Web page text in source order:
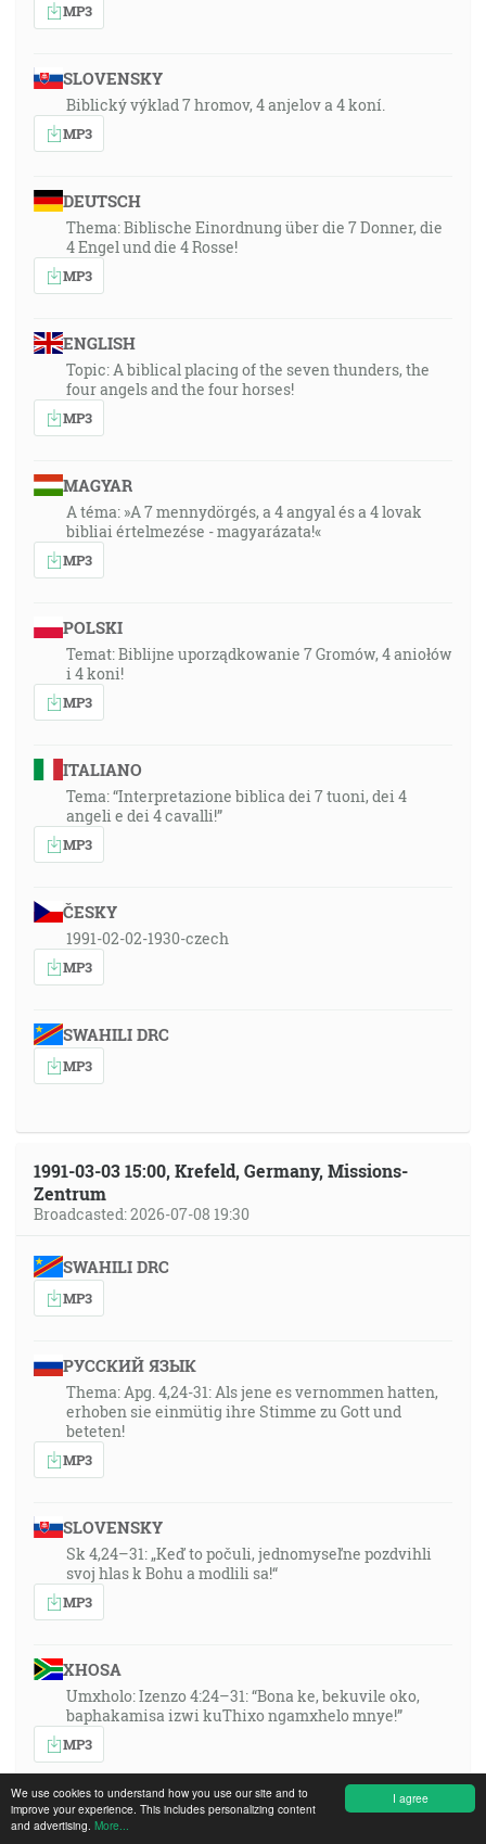
I agree
We use cookies to understand how you use our site and to
improve your experience. This includes personalizing content
and advertising. More...
MP3
SLOVENSKY
Biblický výklad 7 hromov, 4 anjelov a 4 koní.
MP3
DEUTSCH
Thema: Biblische Einordnung über die 7 Donner, die
4 Engel und die 4 Rosse!
MP3
ENGLISH
Topic: A biblical placing of the seven thunders, the
four angels and the four horses!
MP3
MAGYAR
A téma: »A 7 mennydörgés, a 4 angyal és a 4 lovak
bibliai értelmezése - magyarázata!«
MP3
POLSKI
Temat: Biblijne uporządkowanie 7 Gromów, 4 aniołów
i 4 koni!
MP3
ITALIANO
Tema: “Interpretazione biblica dei 7 tuoni, dei 4
angeli e dei 4 cavalli!”
MP3
ČESKY
1991-02-02-1930-czech
MP3
SWAHILI DRC
MP3
1991-03-03 15:00, Krefeld, Germany, Missions-
Zentrum
Broadcasted: 2026-07-08 19:30
SWAHILI DRC
MP3
РУССКИЙ ЯЗЫК
Thema: Apg. 4,24-31: Als jene es vernommen hatten,
erhoben sie einmütig ihre Stimme zu Gott und
beteten!
MP3
SLOVENSKY
Sk 4,24–31: „Keď to počuli, jednomyseľne pozdvihli
svoj hlas k Bohu a modlili sa!“
MP3
XHOSA
Umxholo: Izenzo 4:24–31: “Bona ke, bekuvile oko,
baphakamisa izwi kuThixo ngamxhelo mnye!”
MP3
POLSKI
Thema: Apg. 4,24-31: Als jene es vernommen hatten,